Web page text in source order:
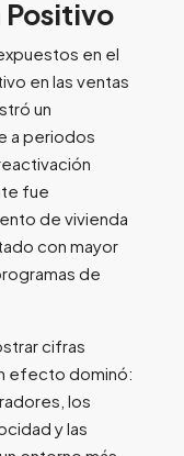
Positivo
en el
en las ventas
un
a periodos
fue
de vivienda
con mayor
de
cifras
efecto dominó:
los
y las